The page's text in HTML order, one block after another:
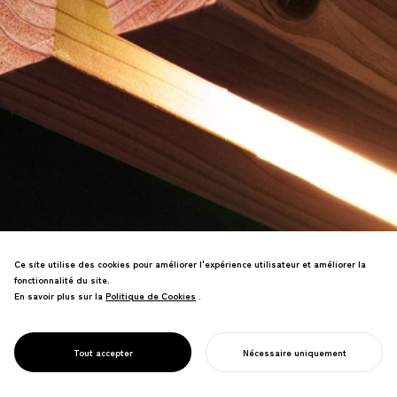
PROJECT
KINOWA
minimal qui amplifie la valeur du bois.
Gagnant du prix d'or DFA Design Award.
Ce site utilise des cookies pour améliorer l'expérience utilisateur et améliorer la
fonctionnalité du site.
En savoir plus sur la Politique de Cookies
Politique de Cookies .
Tout accepter Nécessaire uniquement